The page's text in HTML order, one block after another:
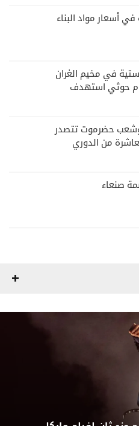
أسعار مواد البناء
في مخيم الغران
حوثي استهدف
حضرموت تتصدر
من الدوري
صنعاء